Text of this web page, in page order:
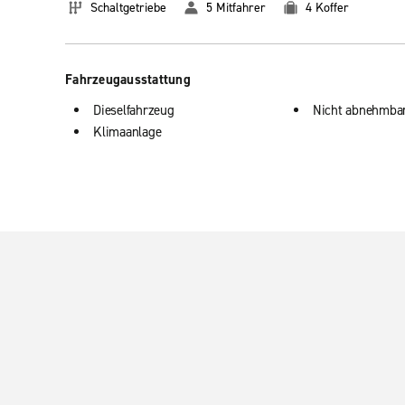
Schaltgetriebe 5 Mitfahrer 4 Koffer
Fahrzeugausstattung
Dieselfahrzeug
Klimaanlage
Nicht